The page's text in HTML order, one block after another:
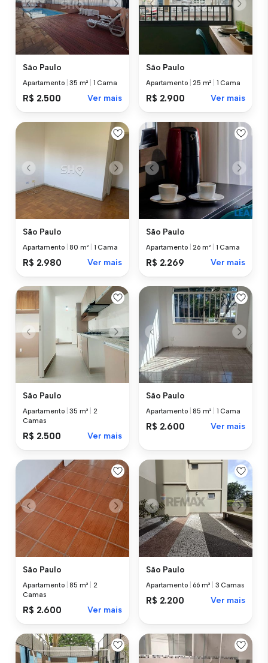
São Paulo
Apartamento |35 m² 1 Cama
R$ 2.500 Ver mais
São Paulo
Apartamento |25 m² 1 Cama
R$ 2.900 Ver mais
São Paulo
Apartamento |80 m² 1 Cama
R$ 2.980 Ver mais
São Paulo
Apartamento |26 m² 1 Cama
R$ 2.269 Ver mais
São Paulo
Apartamento |35 m²
2
Camas
R$ 2.500 Ver mais
São Paulo
Apartamento |85 m² 1 Cama
R$ 2.600 Ver mais
São Paulo
Apartamento |85 m²
2
Camas
R$ 2.600 Ver mais
São Paulo
Apartamento 66 m² 3 Camas
R$ 2.200 Ver mais